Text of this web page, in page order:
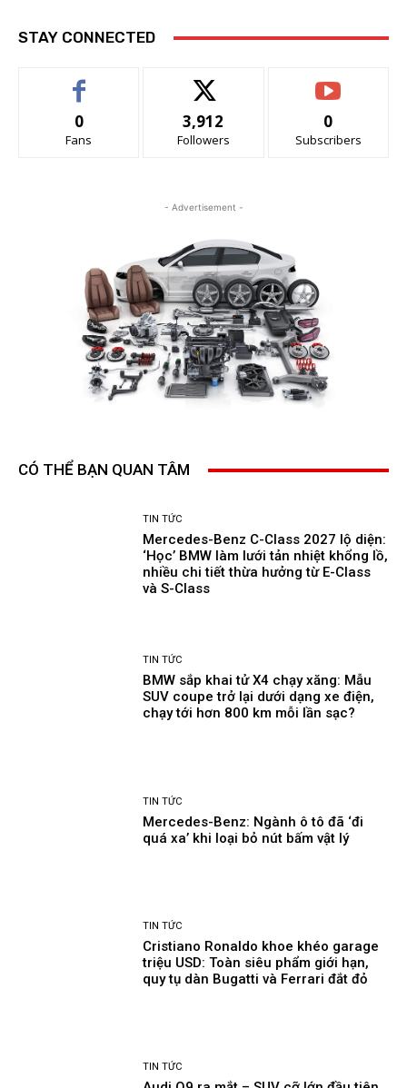
STAY CONNECTED
0
Fans
3,912
Followers
0
Subscribers
- Advertisement -
CÓ THỂ BẠN QUAN TÂM
TIN TỨC
Mercedes-Benz C-Class 2027 lộ diện:
‘Học’ BMW làm lưới tản nhiệt khổng lồ,
nhiều chi tiết thừa hưởng từ E-Class
và S-Class
TIN TỨC
BMW sắp khai tử X4 chạy xăng: Mẫu
SUV coupe trở lại dưới dạng xe điện,
chạy tới hơn 800 km mỗi lần sạc?
TIN TỨC
Mercedes-Benz: Ngành ô tô đã ‘đi
quá xa’ khi loại bỏ nút bấm vật lý
TIN TỨC
Cristiano Ronaldo khoe khéo garage
triệu USD: Toàn siêu phẩm giới hạn,
quy tụ dàn Bugatti và Ferrari đắt đỏ
TIN TỨC